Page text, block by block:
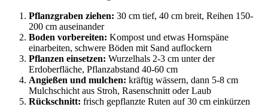
Pflanzgraben ziehen: 30 cm tief, 40 cm breit, Reihen 150-
200 cm auseinander
Boden vorbereiten: Kompost und etwas Hornspäne
einarbeiten, schwere Böden mit Sand auflockern
Pflanzen einsetzen: Wurzelhals 2-3 cm unter der
Erdoberfläche, Pflanzabstand 40-60 cm
Angießen und mulchen: kräftig wässern, dann 5-8 cm
Mulchschicht aus Stroh, Rasenschnitt oder Laub
Rückschnitt: frisch gepflanzte Ruten auf 30 cm einkürzen